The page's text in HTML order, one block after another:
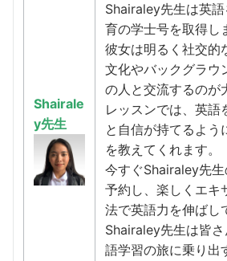
Shairale
y先生
Shairaley先生は英
育の学士号を取得し
彼女は明るく社交的
文化やバックグラウ
の人と交流するのが
レッスンでは、英語
と自信が持てるよう
を教えてくれます。
今すぐShairaley先
予約し、楽しくエキ
法で英語力を伸ばし
Shairaley先生は皆
語学習の旅に乗り出